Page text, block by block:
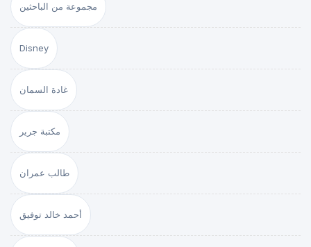
مجموعة من الباحثين
Disney
غادة السمان
مكتبة جرير
طالب عمران
أحمد خالد توفيق